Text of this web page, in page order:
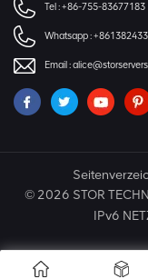
Tel :+86-755-83677183
Whatsapp :
Email :
© 2026 STOR
IPv6